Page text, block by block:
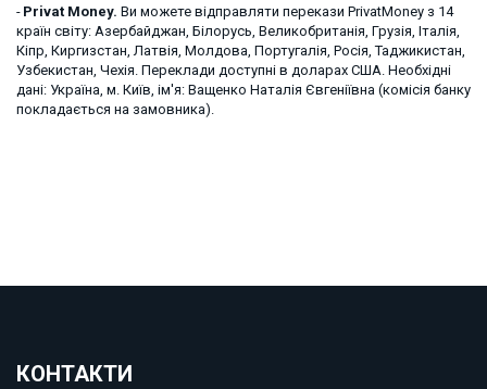
- Privat Money. Ви можете відправляти перекази PrivatMoney з 14
країн світу: Азербайджан, Білорусь, Великобританія, Грузія, Італія,
Кіпр, Киргизстан, Латвія, Молдова, Португалія, Росія, Таджикистан,
Узбекистан, Чехія. Переклади доступні в доларах США. Необхідні
дані: Україна, м. Київ, ім'я: Ващенко Наталія Євгеніївна (комісія банку
покладається на замовника).
КОНТАКТИ